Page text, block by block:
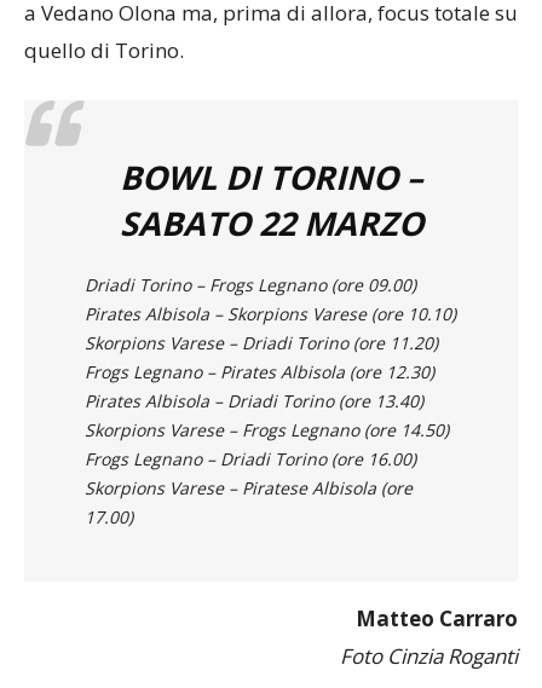
le Skorpions a ospitare il secondo Bowl stagionale
a Vedano Olona ma, prima di allora, focus totale su
BOWL DI TORINO –
Driadi Torino – Frogs Legnano(ore 09.00)
Pirates Albisola – Skorpions Varese (ore 10.10)
Skorpions Varese – Driadi Torino(ore 11.20)
Frogs Legnano – Pirates Albisola(ore 12.30)
Pirates Albisola – Driadi Torino(ore 13.40)
Skorpions Varese – Frogs Legnano (ore 14.50)
Frogs Legnano – Driadi Torino(ore 16.00)
Skorpions Varese – Piratese Albisola
Matteo Carraro